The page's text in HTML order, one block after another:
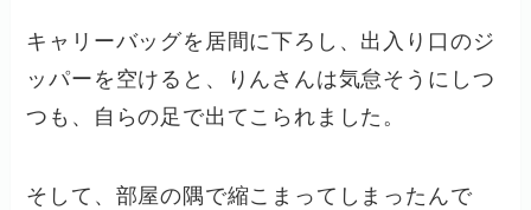
キャリーバッグを居間に下ろし、出入り口のジ
ッパーを空けると、りんさんは気怠そうにしつ
つも、自らの足で出てこられました。
そして、部屋の隅で縮こまってしまったんで